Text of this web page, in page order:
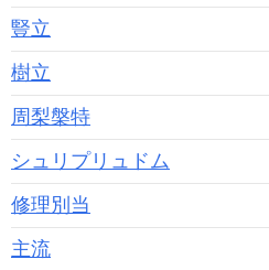
豎立
樹立
周梨槃特
シュリプリュドム
修理別当
主流